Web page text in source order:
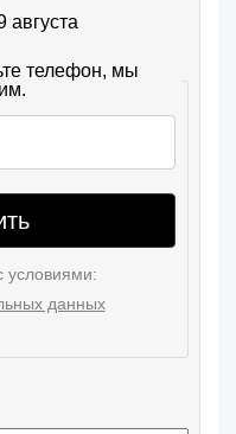
августа
телефон, мы
условиями:
данных